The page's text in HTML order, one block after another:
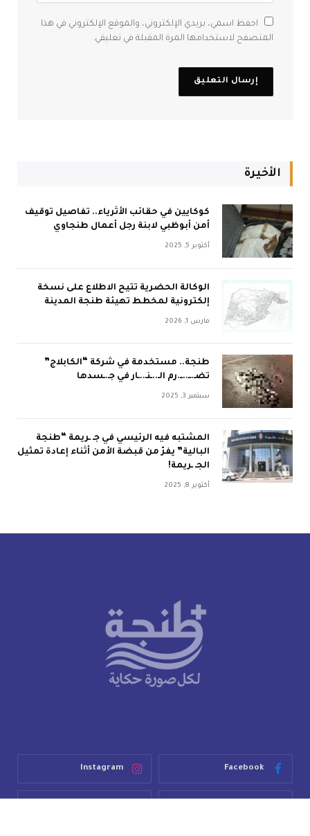
احفظ اسمي، بريدي الإلكتروني، والموقع الإلكتروني في هذا
المتصفح لاستخدامها المرة المقبلة في تعليقي.
الأخيرة
كوكايين في حقائب الأثرياء.. تفاصيل توقيف
أمن أبوظبي لابنة رجل أعمال طنجاوي
أكتوبر 5, 2025
الوكالة الحضرية تتيح الاطلاع على نسخة
إلكترونية لمخطط تهيئة طنجة المدينة
مارس 1, 2026
طنجة.. مستخدمة في شركة “الكابلاج”
تضـ.ــ..ــ.رم الـ..ـنـ..ـار في جـ.ـسدها
سبتمبر 3, 2025
المشتبه فيه الرئيسي في جـ ـريمة “طنجة
البالية” يفرّ من قبضة الأمن أثناء إعادة تمثيل
الجـ ـريمة!
أكتوبر 8, 2025
Facebook
Instagram